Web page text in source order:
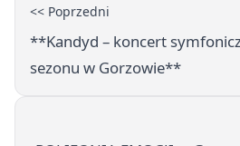
<< Poprzedni
**Kandyd – koncert
sezonu w Gorzowie**